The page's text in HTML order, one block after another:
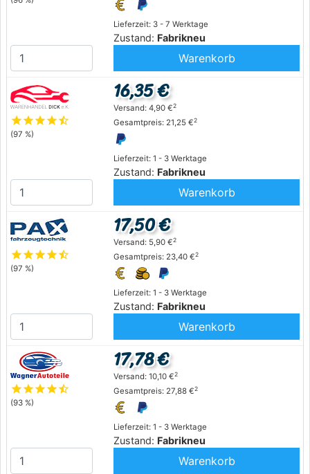
Lieferzeit: 3 - 7 Werktage
Zustand: Fabrikneu
Warenkorb
starstarstarstarstar_half
(97 %)
Lieferzeit: 1 - 3 Werktage
Zustand: Fabrikneu
16,35 €
Versand: 4,90 €2
Gesamtpreis: 21,25 €2
Warenkorb
starstarstarstarstar_half
(97 %)
Lieferzeit: 1 - 3 Werktage
Zustand: Fabrikneu
17,50 €
Versand: 5,90 €2
Gesamtpreis: 23,40 €2
Warenkorb
starstarstarstarstar_half
(93 %)
Lieferzeit: 1 - 3 Werktage
Zustand: Fabrikneu
17,78 €
Versand: 10,10 €2
Gesamtpreis: 27,88 €2
Warenkorb